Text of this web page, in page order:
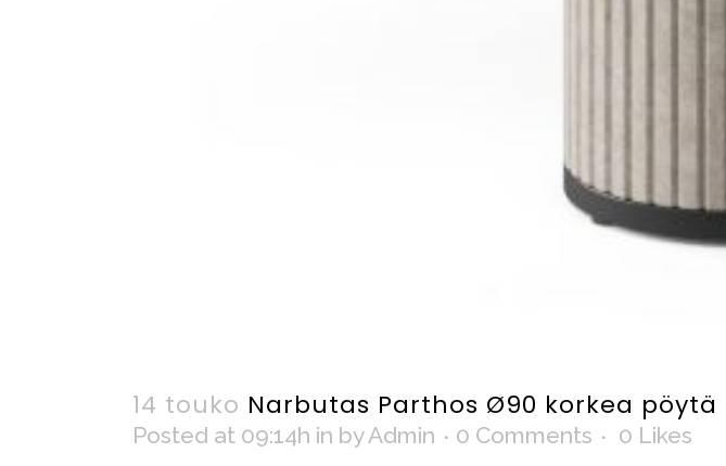
14 touko Narbutas Parthos Ø90 korkea pöytä
Posted at 09:14h in byAdmin 0 Comments 0 Likes